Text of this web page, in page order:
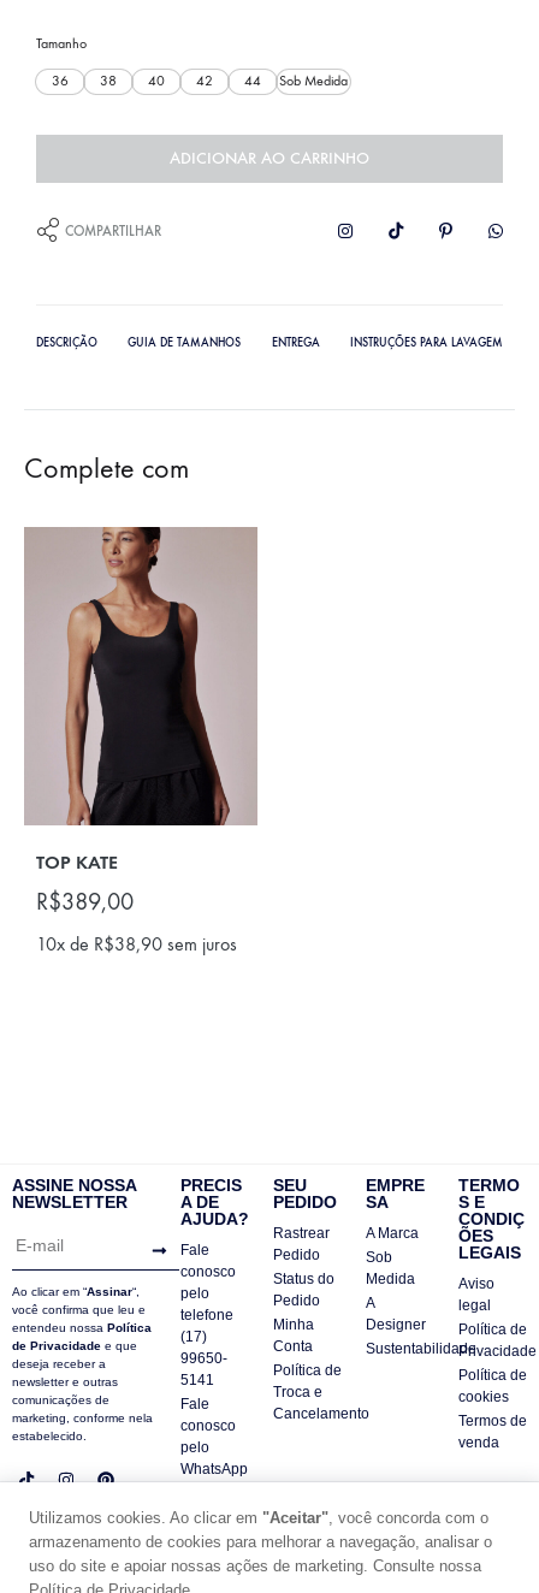
Tamanho
36 38 40 42 44 Sob Medida
ADICIONAR AO CARRINHO
COMPARTILHAR
DESCRIÇÃO GUIA DE TAMANHOS ENTREGA INSTRUÇÕES PARA LAVAGEM
Complete com
TOP KATE
R$389,00
10x de R$38,90 sem juros
ASSINE NOSSA
NEWSLETTER
Ao clicar em “Assinar“,
você confirma que leu e
entendeu nossa Política
de Privacidade e que
deseja receber a
newsletter e outras
comunicações de
marketing, conforme nela
estabelecido.
PRECIS
A DE
AJUDA?
Fale
conosco
pelo
telefone
(17)
99650-
5141
Fale
conosco
pelo
WhatsApp
FAQ
SEU
PEDIDO
Rastrear
Pedido
Status do
Pedido
Minha
Conta
Política de
Troca e
Cancelamento
EMPRE
SA
A Marca
Sob
Medida
A
Designer
Sustentabilidade
TERMO
S E
CONDIÇ
ÕES
LEGAIS
Aviso
legal
Política de
Privacidade
Política de
cookies
Termos de
venda
© DUE PANNO - 2024 -
Utilizamos cookies. Ao clicar em "Aceitar", você concorda com o
armazenamento de cookies para melhorar a navegação, analisar o
uso do site e apoiar nossas ações de marketing. Consulte nossa